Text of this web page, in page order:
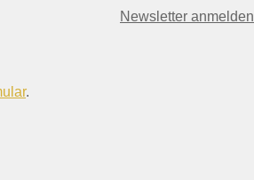
.
Newsletter anmelden